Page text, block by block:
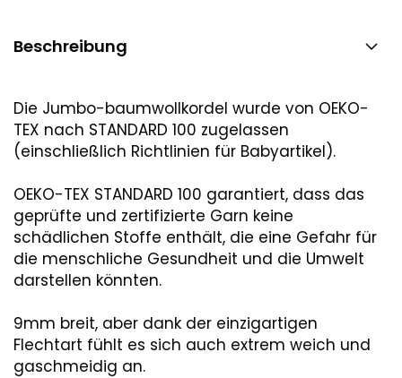
Beschreibung
Die Jumbo-baumwollkordel wurde von OEKO-
TEX nach STANDARD 100 zugelassen
(einschließlich Richtlinien für Babyartikel).
OEKO-TEX STANDARD 100 garantiert, dass das
geprüfte und zertifizierte Garn keine
schädlichen Stoffe enthält, die eine Gefahr für
die menschliche Gesundheit und die Umwelt
darstellen könnten.
9mm breit, aber dank der einzigartigen
Flechtart fühlt es sich auch extrem weich und
gaschmeidig an.